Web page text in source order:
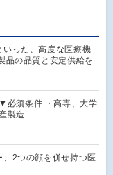
いった、高度な医療機
品の品質と安定供給を
必須条件 ・高専、大学
製造…
2つの顔を併せ持つ医